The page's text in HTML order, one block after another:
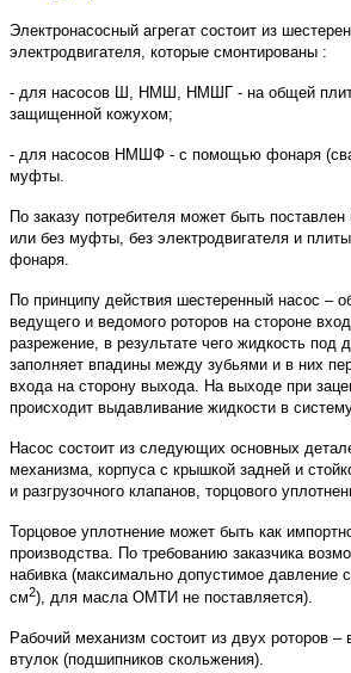
Электронасосный агрегат состоит из
электродвигателя, которые смонтированы :
- для насосов Ш, НМШ, НМШГ - на общей
защищенной кожухом;
- для насосов НМШФ - с помощью фонаря
муфты.
По заказу потребителя может быть
или без муфты, без электродвигателя и
фонаря.
По принципу действия шестеренный насос –
ведущего и ведомого роторов на стороне
разрежение, в результате чего жидкость
заполняет впадины между зубьями и в них
входа на сторону выхода. На выходе при
происходит выдавливание жидкости в
Насос состоит из следующих основных
механизма, корпуса с крышкой задней и
и разгрузочного клапанов, торцового
Торцовое уплотнение может быть как
производства. По требованию заказчика
набивка (максимально допустимое давление
см2), для масла ОМТИ не поставляется).
Рабочий механизм состоит из двух роторов
втулок (подшипников скольжения).